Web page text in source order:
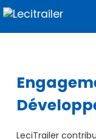
LeciTrailer